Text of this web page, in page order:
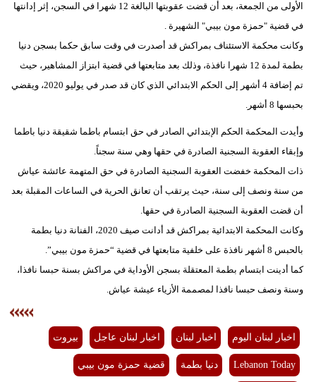
إسلامية
علوم
وتكنولوجيا
بيئة
فيديو
الأولى من الجمعة، بعد أن قضت عقوبتها البالغة 12 شهرا في السجن، إثر إدانتها
في قضية "حمزة مون بيبي" الشهيرة .
وكانت محكمة الاستئناف بمراكش قد أصدرت في وقت سابق حكما بسجن دنيا
بطمة لمدة 12 شهرا نافذة، وذلك بعد متابعتها في قضية ابتزاز المشاهير، حيث
تم إضافة 4 أشهر إلى الحكم الابتدائي الذي كان قد صدر في يوليو 2020، ويقضي
بحبسها 8 أشهر.
وأيدت المحكمة الحكم الإبتدائي الصادر في حق ابتسام باطما شقيقة دنيا باطما
وإبقاء العقوبة السجنية الصادرة في حقها وهي سنة سجناً.
ذات المحكمة خفضت العقوبة السجنية الصادرة في حق المتهمة عائشة عياش
من سنة ونصف إلى سنة، حيث يرتقب أن تعانق الحرية في الساعات المقبلة بعد
أن قضت العقوبة السجنية الصادرة في حقها.
وكانت المحكمة الابتدائية بمراكش قد أدانت صيف 2020، الفنانة دنيا بطمة
بالحبس 8 أشهر نافذة على خلفية متابعتها في قضية “حمزة مون بيبي”.
كما أدينت ابتسام بطمة المعتقلة بسجن الأوداية في مراكش بسنة حبسا نافذا،
وسنة ونصف حبسا نافذا لمصممة الأزياء عيشة عياش.
اخبار لبنان اليوم اخبار لبنان اخبار لبنان عاجل بيروت
Lebanon Today دنيا بطمة قضية حمزة مون بيبي